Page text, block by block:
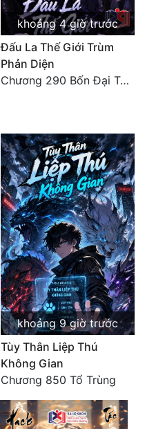
khoảng 4 giờ trước
Đấu La Thế Giới Trùm
Phản Diện
Chương 290 Bốn Đại Tông Môn Đơn Thuộc Tính Vô Cùng Thê Lương
khoảng 9 giờ trước
Tùy Thân Liệp Thú
Không Gian
Chương 850 Tổ Trùng